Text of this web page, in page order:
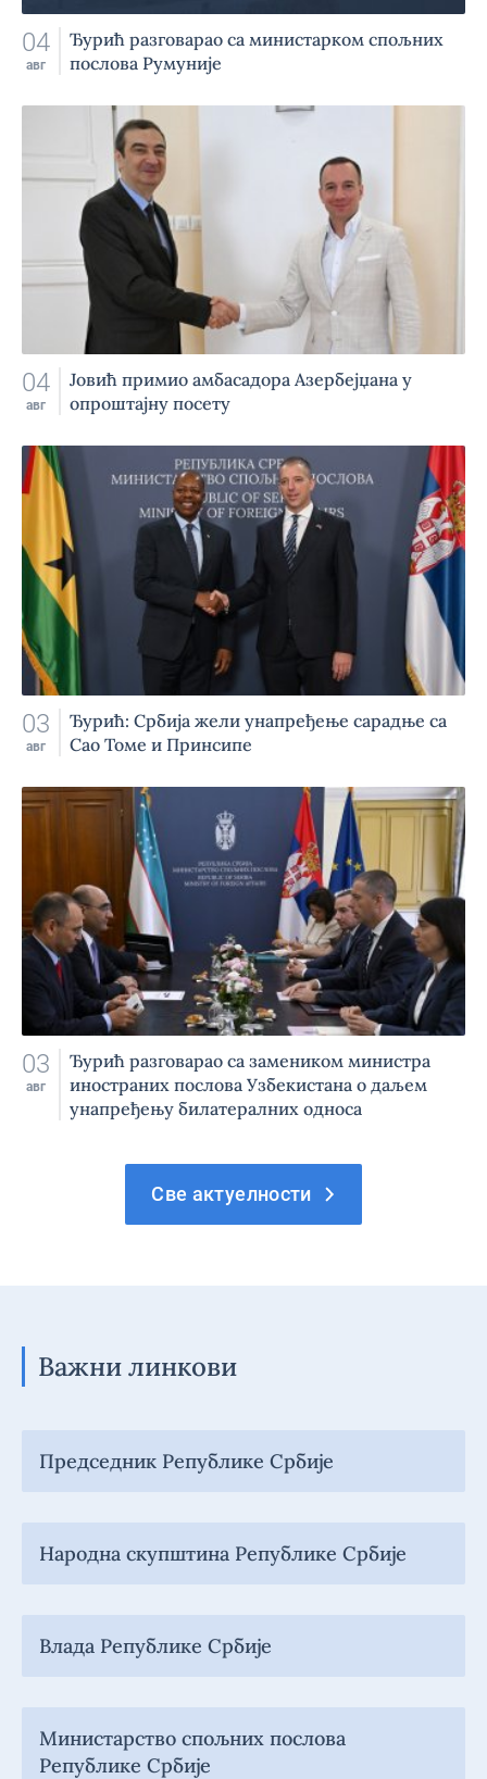
04
авг
Ђурић разговарао са министарком спољних
послова Румуније
04
авг
Jовић примио амбасадора Азербејџана у
опроштајну посету
03
авг
Ђурић: Србија жели унапређење сарадње са
Сао Томе и Принсипе
03
авг
Ђурић разговарао са замеником министра
иностраних послова Узбекистана о даљем
унапређењу билатералних односа
Све актуелности
Важни линкови
Председник Републике Србије
Народна скупштина Републике Србије
Влада Републике Србије
Министарство спољних послова
Републике Србије